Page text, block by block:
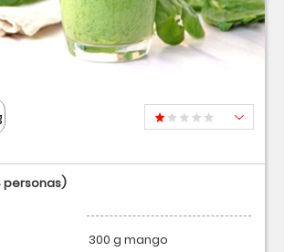
personas)
300 g mango